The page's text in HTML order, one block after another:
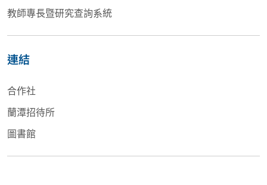
教師專長暨研究查詢系統
連結
合作社
蘭潭招待所
圖書館